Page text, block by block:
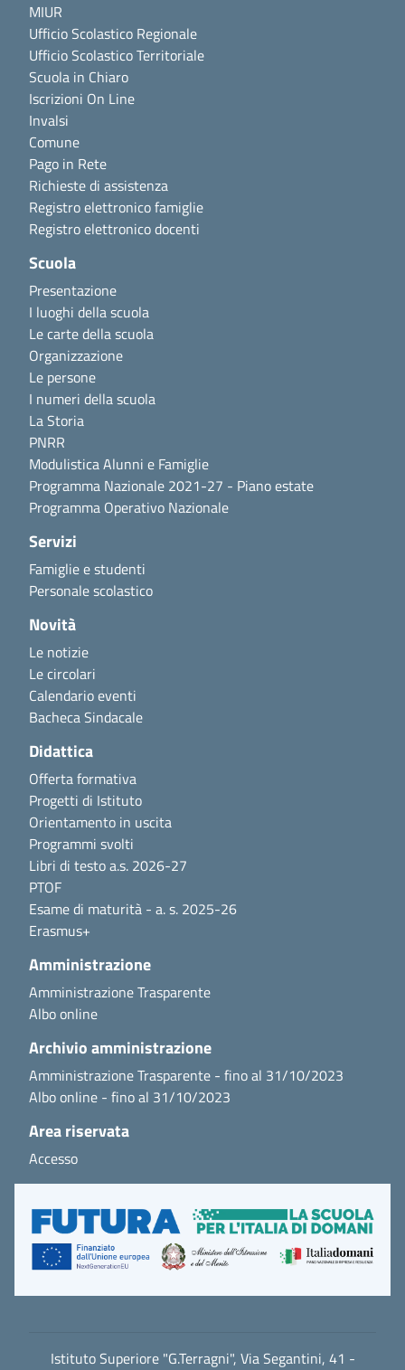
MIUR
Ufficio Scolastico Regionale
Ufficio Scolastico Territoriale
Scuola in Chiaro
Iscrizioni On Line
Invalsi
Comune
Pago in Rete
Richieste di assistenza
Registro elettronico famiglie
Registro elettronico docenti
Scuola
Presentazione
I luoghi della scuola
Le carte della scuola
Organizzazione
Le persone
I numeri della scuola
La Storia
PNRR
Modulistica Alunni e Famiglie
Programma Nazionale 2021-27 - Piano estate
Programma Operativo Nazionale
Servizi
Famiglie e studenti
Personale scolastico
Novità
Le notizie
Le circolari
Calendario eventi
Bacheca Sindacale
Didattica
Offerta formativa
Progetti di Istituto
Orientamento in uscita
Programmi svolti
Libri di testo a.s. 2026-27
PTOF
Esame di maturità - a. s. 2025-26
Erasmus+
Amministrazione
Amministrazione Trasparente
Albo online
Archivio amministrazione
Amministrazione Trasparente - fino al 31/10/2023
Albo online - fino al 31/10/2023
Area riservata
Accesso
Istituto Superiore "G.Terragni", Via Segantini, 41 -